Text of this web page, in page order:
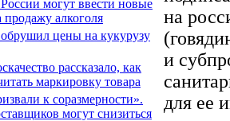
могут ввести новые
продажу алкоголя
цены на кукурузу
рассказало, как
маркировку товара
к соразмерности».
могут снизиться
на
и
для ее